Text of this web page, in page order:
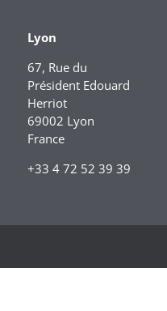
Lyon
67, Rue du
Président Edouard
Herriot
69002 Lyon
France
+33 4 72 52 39 39